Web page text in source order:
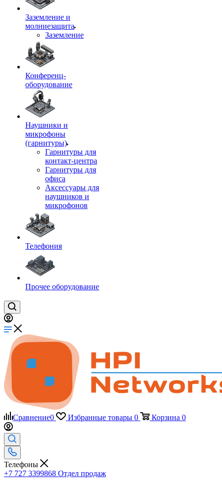
Заземление и
молниезащита
Заземление
Конференц-
оборудование
Наушники и
микрофоны
(гарнитуры)
Гарнитуры для
контакт-центра
Гарнитуры для
офиса
Аксессуары для
наушников и
микрофонов
Телефония
Прочее оборудование
Сравнение0 Избранные товары 0 Корзина 0
Телефоны
+7 727 3399868 Отдел продаж